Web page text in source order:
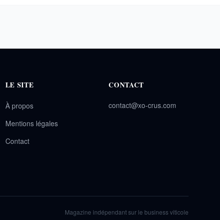
LE SITE
À propos
Mentions légales
Contact
CONTACT
contact@xo-crus.com
Magazine indépendant sur le business viticole